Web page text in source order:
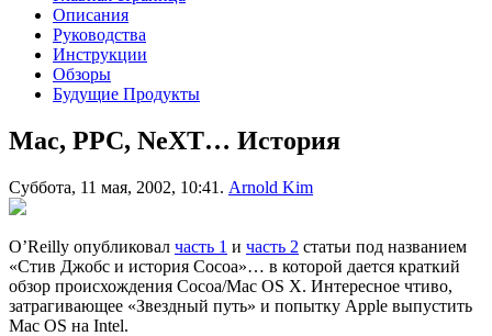
Описания
Руководства
Инструкции
Обзоры
Будущие Продукты
Mac, PPC, NeXT… История
Суббота, 11 мая, 2002, 10:41. Arnold Kim
O’Reilly опубликовал часть 1 и часть 2 статьи под названием
«Стив Джобс и история Cocoa»… в которой дается краткий
обзор происхождения Cocoa/Mac OS X. Интересное чтиво,
затрагивающее «Звездный путь» и попытку Apple выпустить
Mac OS на Intel.